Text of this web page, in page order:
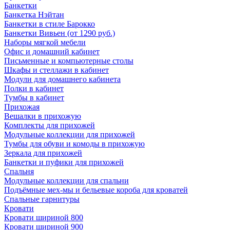
Банкетки
Банкетка Нэйтан
Банкетки в стиле Барокко
Банкетки Вивьен (от 1290 руб.)
Наборы мягкой мебели
Офис и домашний кабинет
Письменные и компьютерные столы
Шкафы и стеллажи в кабинет
Модули для домашнего кабинета
Полки в кабинет
Тумбы в кабинет
Прихожая
Вешалки в прихожую
Комплекты для прихожей
Модульные коллекции для прихожей
Тумбы для обуви и комоды в прихожую
Зеркала для прихожей
Банкетки и пуфики для прихожей
Спальня
Модульные коллекции для спальни
Подъёмные мех-мы и бельевые короба для кроватей
Спальные гарнитуры
Кровати
Кровати шириной 800
Кровати шириной 900